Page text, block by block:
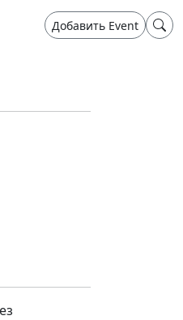
Добавить Event